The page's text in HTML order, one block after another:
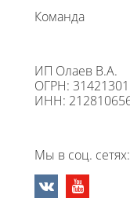
Команда
ИП Олаев В.А.
ОГРН:
ИНН:
Мы в соц. сетях: